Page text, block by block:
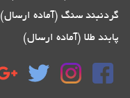
گردنبند سنگ (آماده ارسال)
پابند طلا (آماده ارسال)